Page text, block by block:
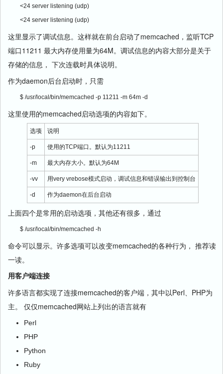
<24 server listening (udp)
<24 server listening (udp)
这里显示了调试信息。这样就在前台启动了memcached，监听TCP
端口11211 最大内存使用量为64M。调试信息的内容大部分是关于
存储的信息， 下次连载时具体说明。
作为daemon后台启动时，只需
$ /usr/local/bin/memcached -p 11211 -m 64m -d
这里使用的memcached启动选项的内容如下。
选项 说明
-p 使用的TCP端口。默认为11211
-m 最大内存大小。默认为64M
-vv 用very vrebose模式启动，调试信息和错误输出到控制台
-d 作为daemon在后台启动
上面四个是常用的启动选项，其他还有很多，通过
$ /usr/local/bin/memcached -h
命令可以显示。许多选项可以改变memcached的各种行为， 推荐读
一读。
用客户端连接
许多语言都实现了连接memcached的客户端，其中以Perl、PHP为
主。 仅仅memcached网站上列出的语言就有
Perl
PHP
Python
Ruby